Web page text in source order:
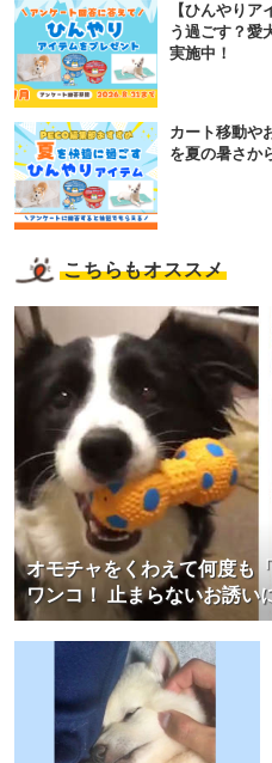
【ひんやり
う過ごす？愛
実施中！
カート移動や
を夏の暑さか
こちらもオススメ
オモチャをくわえて何度も
ワンコ！ 止まらないお誘い